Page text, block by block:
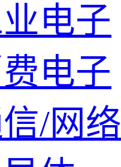
电子
电子
/网络